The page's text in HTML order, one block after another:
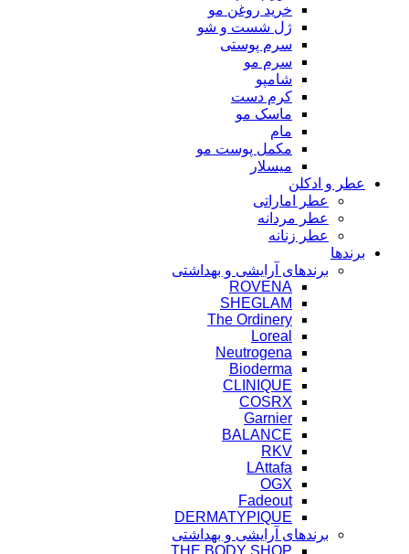
خرید روغن مو
ژل شست و شو
سرم پوستی
سرم مو
شامپو
کرم دست
ماسک مو
مام
مکمل پوست مو
میسلار
عطر و ادکلن
عطر اماراتی
عطر مردانه
عطر زنانه
برندها
برندهای آرایشی و بهداشتی
ROVENA
SHEGLAM
The Ordinery
Loreal
Neutrogena
Bioderma
CLINIQUE
COSRX
Garnier
BALANCE
RKV
LAttafa
OGX
Fadeout
DERMATYPIQUE
برندهای آرایشی و بهداشتی
THE BODY SHOP